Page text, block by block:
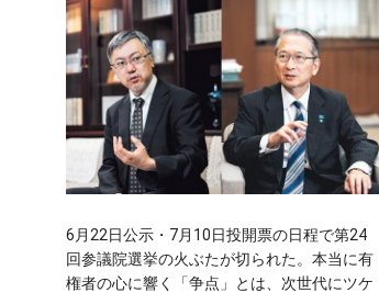
6月22日公示・7月10日投開票の日程で第24
回参議院選挙の火ぶたが切られた。本当に有
権者の心に響く「争点」とは、次世代にツケ